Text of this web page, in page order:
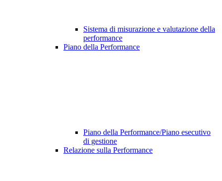
Sistema di misurazione e valutazione della
performance
Piano della Performance
Piano della Performance/Piano esecutivo
di gestione
Relazione sulla Performance